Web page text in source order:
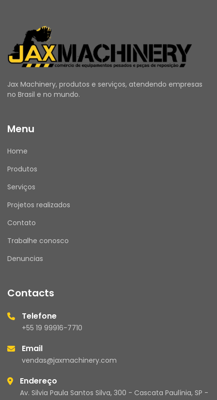
Jax Machinery, produtos e serviços, atendendo empresas
no Brasil e no mundo.
Menu
Home
Produtos
Serviços
Projetos realizados
Contato
Trabalhe conosco
Denuncias
Contacts
Telefone
+55 19 99916-7710
Email
vendas@jaxmachinery.com
Endereço
Av. Silvia Paula Santos Silva, 300 - Cascata Paulínia, SP -